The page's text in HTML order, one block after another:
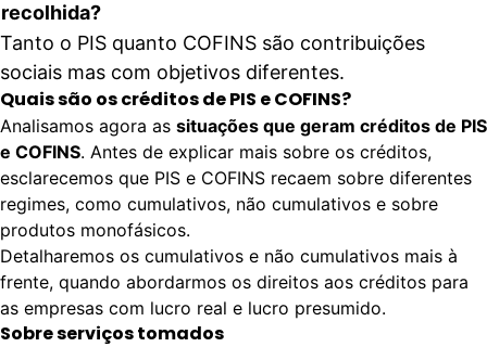
recolhida?
Tanto o PIS quanto COFINS são contribuições
sociais mas com objetivos diferentes.
Quais são os créditos de PIS e COFINS?
Analisamos agora as situações que geram créditos de PIS
e COFINS. Antes de explicar mais sobre os créditos,
esclarecemos que PIS e COFINS recaem sobre diferentes
regimes, como cumulativos, não cumulativos e sobre
produtos monofásicos.
Detalharemos os cumulativos e não cumulativos mais à
frente, quando abordarmos os direitos aos créditos para
as empresas com lucro real e lucro presumido.
Sobre serviços tomados